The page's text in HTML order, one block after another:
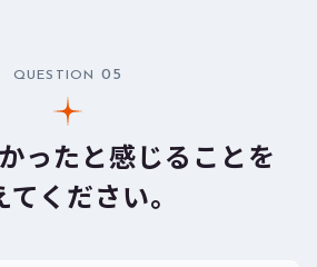
QUESTION 05
ったと感じることを
てください。